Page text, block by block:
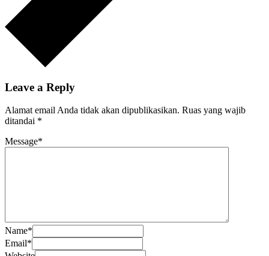
Leave a Reply
Alamat email Anda tidak akan dipublikasikan. Ruas yang wajib
ditandai *
Message*
Name*
Email*